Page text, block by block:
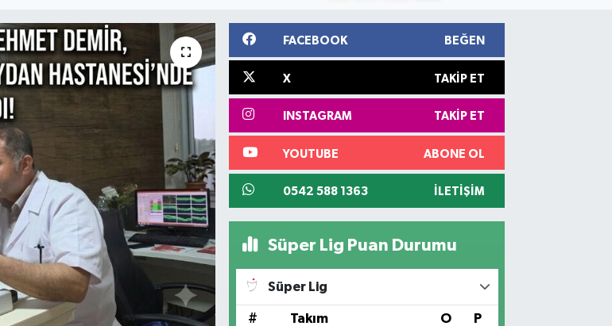
FACEBOOK BEĞEN
X TAKIP ET
INSTAGRAM TAKIP ET
YOUTUBE ABONE OL
0542 588 1363 İLETIŞIM
Süper Lig Puan Durumu
Süper Lig
# Takım O P